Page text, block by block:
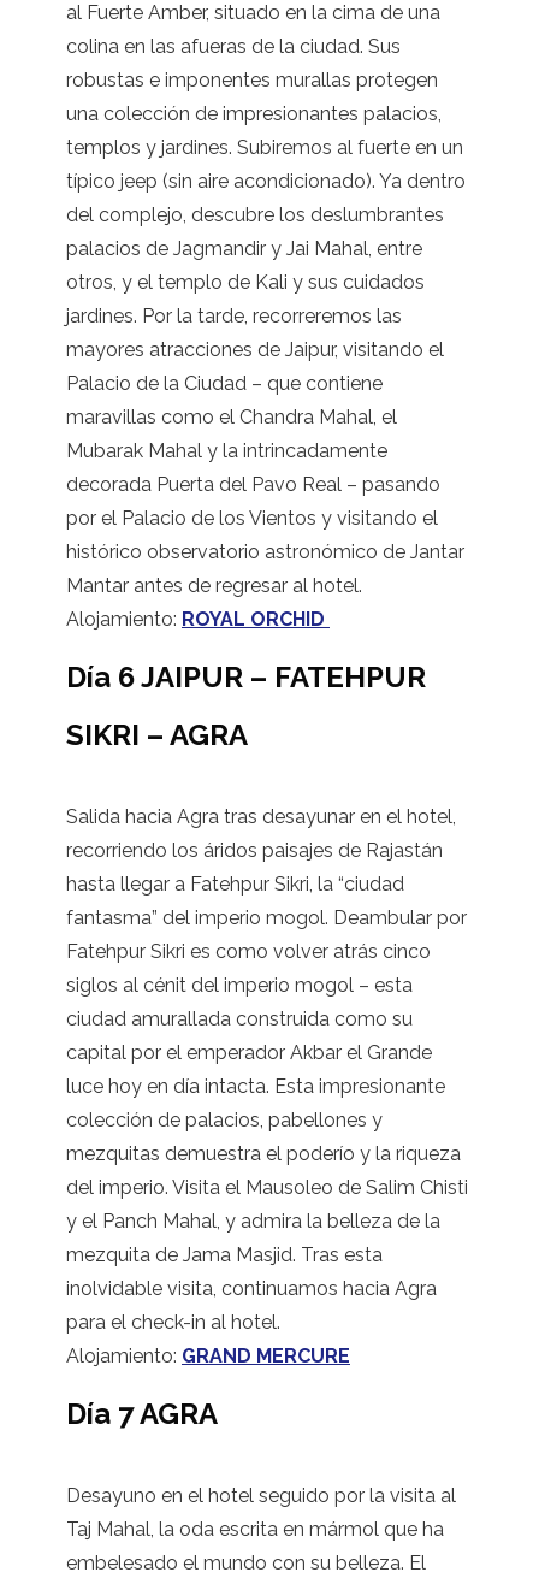
al Fuerte Amber, situado en la cima de una
colina en las afueras de la ciudad. Sus
robustas e imponentes murallas protegen
una colección de impresionantes palacios,
templos y jardines. Subiremos al fuerte en un
típico jeep (sin aire acondicionado). Ya dentro
del complejo, descubre los deslumbrantes
palacios de Jagmandir y Jai Mahal, entre
otros, y el templo de Kali y sus cuidados
jardines. Por la tarde, recorreremos las
mayores atracciones de Jaipur, visitando el
Palacio de la Ciudad – que contiene
maravillas como el Chandra Mahal, el
Mubarak Mahal y la intrincadamente
decorada Puerta del Pavo Real – pasando
por el Palacio de los Vientos y visitando el
histórico observatorio astronómico de Jantar
Mantar antes de regresar al hotel.
Alojamiento: ROYAL ORCHID
Día 6 JAIPUR – FATEHPUR
SIKRI – AGRA
Salida hacia Agra tras desayunar en el hotel,
recorriendo los áridos paisajes de Rajastán
hasta llegar a Fatehpur Sikri, la “ciudad
fantasma” del imperio mogol. Deambular por
Fatehpur Sikri es como volver atrás cinco
siglos al cénit del imperio mogol – esta
ciudad amurallada construida como su
capital por el emperador Akbar el Grande
luce hoy en día intacta. Esta impresionante
colección de palacios, pabellones y
mezquitas demuestra el poderío y la riqueza
del imperio. Visita el Mausoleo de Salim Chisti
y el Panch Mahal, y admira la belleza de la
mezquita de Jama Masjid. Tras esta
inolvidable visita, continuamos hacia Agra
para el check-in al hotel.
Alojamiento: GRAND MERCURE
Día 7 AGRA
Desayuno en el hotel seguido por la visita al
Taj Mahal, la oda escrita en mármol que ha
embelesado el mundo con su belleza. El